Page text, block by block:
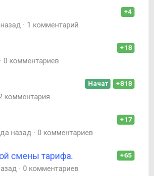
+4
1 комментарий
+18
0 комментариев
+818
Начат
комментария
+17
назад 0 комментариев
+65
смены тарифа.
0 комментариев